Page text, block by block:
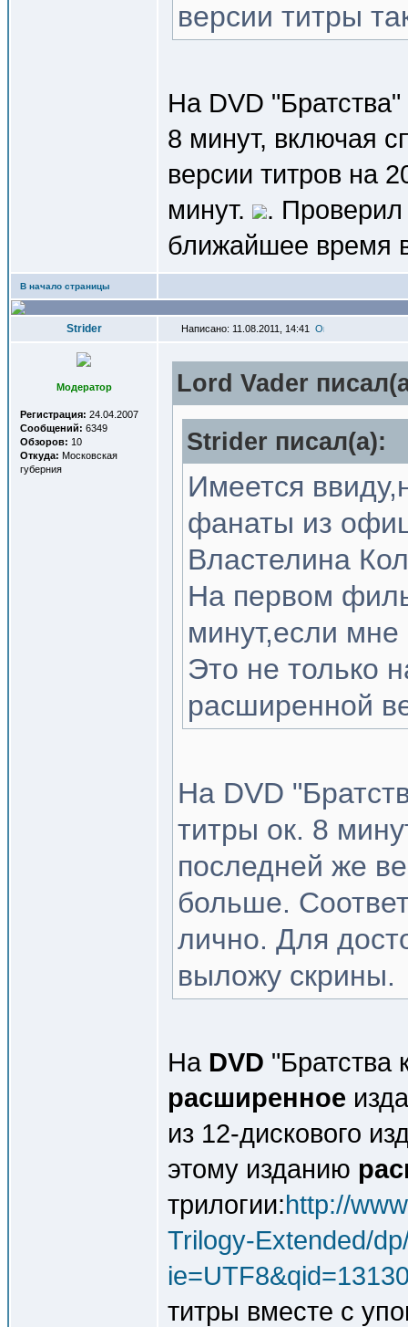
версии титры
На DVD
8 минут, включая
версии титров на
минут.
. Проверил
ближайшее время
В начало страницы
Strider Написано: 11.08.2011, 14:41
Модератор
Регистрация: 24.04.2007
Сообщений: 6349
Обзоров: 10
Откуда: Московская
губерния
Lord Vader
Strider писал(a):
Имеется
фанаты из
Властелина
На первом
минут,если
Это не только
расширенной
На DVD
титры ок. 8
последней же
больше.
лично. Для
выложу скрины.
На DVD "Братства
расширенное
из 12-дискового
этому изданию
трилогии:http://
Trilogy-Extended/
титры вместе с